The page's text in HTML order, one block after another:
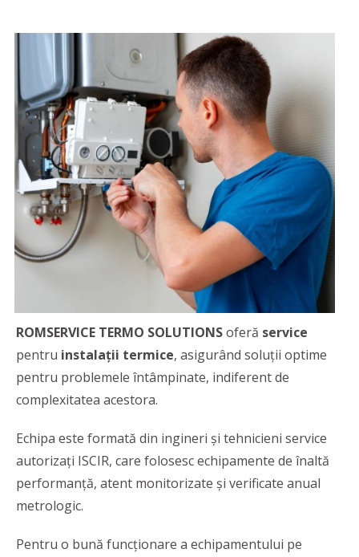
ROMSERVICE TERMO SOLUTIONSoferă service
pentru instalații termice, asigurând soluții optime
pentru problemele întâmpinate, indiferent de
complexitatea acestora.
Echipa este formată din ingineri și tehnicieni service
autorizați ISCIR, care folosesc echipamente de înaltă
performanță, atent monitorizate și verificate anual
metrologic.
Pentru o bună funcționare a echipamentului pe